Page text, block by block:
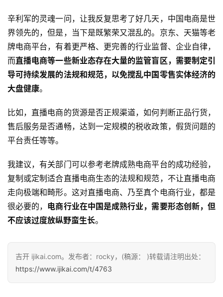
辛利军的灵魂一问，让我反复思考了好几天，中国电商是世
界领先的，但是，当下是既繁荣又混乱的。京东、天猫等老
牌电商平台，有着更严格、更完善的行业监督、企业自律，
而直播电商等一些新业态存在大量的监管盲区，需要制定引
导可持续发展的法规和规范，以免搅乱中国零售实体经济的
大盘健康。
比如，直播电商的货源是否正规渠道，如何判断正品行货，
售后服务是否通畅，达到一定规模的税收政策，假货问题的
平台责任等等。
我建议，有关部门可以参考老牌成熟电商平台的成功经验，
复制或定制适合直播电商生态的法规和规范，不让直播电商
走向极端和畸形。这对直播电商、乃至真个电商行业，都是
很必要的， 电商行业在中国是成熟行业，需要形态创新，但
不应该过度放纵野蛮生长。
吉开 ijikai.com。发布者：rocky，(稿源： )转载请注明出处：
https://www.ijikai.com/t/4763